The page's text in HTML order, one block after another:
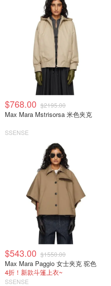
$768.00 $2195.00
Max Mara Mstrisorsa 米色夹克
SSENSE
$543.00 $1550.00
Max Mara Paggio 女士夹克 驼色
4折！新款斗篷上衣~
SSENSE